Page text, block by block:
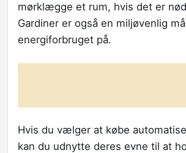
mørklægge et rum, hvis det er
Gardiner er også en miljøvenlig
energiforbruget på.
Hvis du vælger at købe
kan du udnytte deres evne til at